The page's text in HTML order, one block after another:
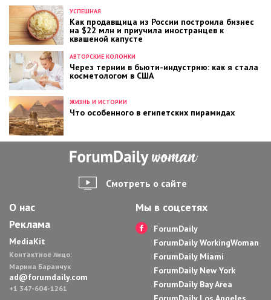
АВТОРСКИЕ КОЛОНКИ
Через тернии в бьюти-индустрию: как я стала
косметологом в США
УСПЕШНАЯ
Как продавщица из России построила бизнес
на $22 млн и приучила иностранцев к
квашеной капусте
ЖИЗНЬ И ИСТОРИИ
Что особенного в египетских пирамидах
Смотреть о сайте
О нас
Реклама
MediaKit
Контактное лицо:
Марина Баранчук
ad@forumdaily.com
+1 347-604-1261
Мы в соцсетях
ForumDaily
ForumDaily WorkingWoman
ForumDaily Miami
ForumDaily New York
ForumDaily Bay Area